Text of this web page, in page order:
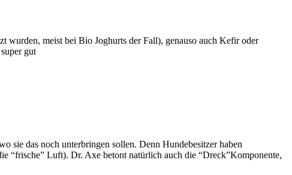
wurden, meist bei Bio Joghurts der Fall), genauso auch Kefir oder
gut
sie das noch unterbringen sollen. Denn Hundebesitzer haben
“frische” Luft). Dr. Axe betont natürlich auch die “Dreck”Komponente,